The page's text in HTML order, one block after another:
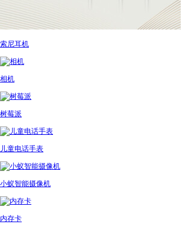
索尼耳机
相机
树莓派
儿童电话手表
小蚁智能摄像机
内存卡